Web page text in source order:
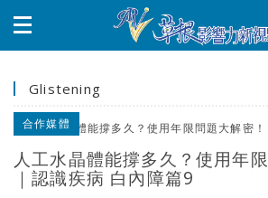
Glistening
合作媒體
人工水晶體能撐多久？使用年
｜認識疾病 白內障篇9